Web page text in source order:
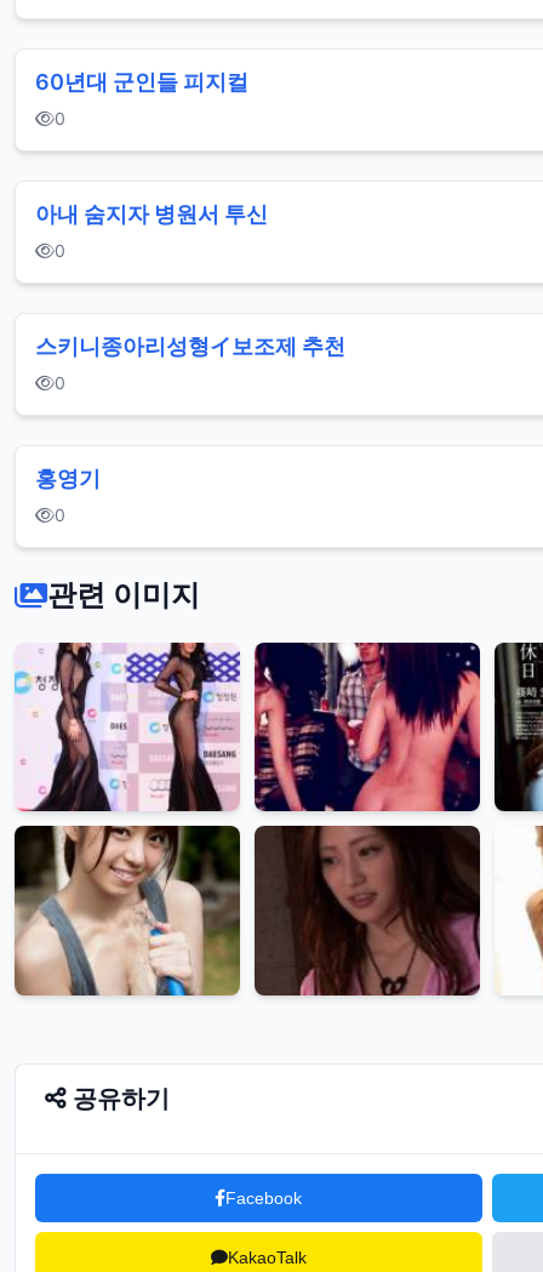
60년대 군인들 피지컬
0
아내 숨지자 병원서 투신
0
스키니종아리성형イ보조제 추천
0
홍영기
0
관련 이미지
공유하기
Facebook
KakaoTalk